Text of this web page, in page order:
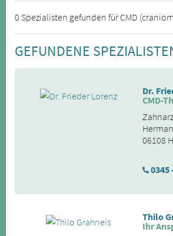
0 Spezialisten gefunden für CMD
GEFUNDENE
Dr.
CMD-
06108
0345
Thilo
Ihr